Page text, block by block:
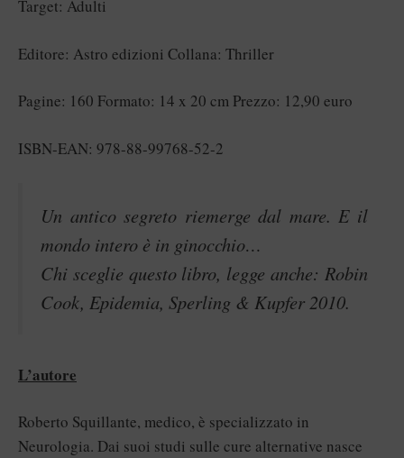
Target: Adulti
Editore: Astro edizioni Collana: Thriller
Pagine: 160 Formato: 14 x 20 cm Prezzo: 12,90 euro
ISBN-EAN: 978-88-99768-52-2
Un antico segreto riemerge dal mare. E il
mondo intero è in ginocchio…
Chi sceglie questo libro, legge anche: Robin
Cook, Epidemia, Sperling & Kupfer 2010.
L’autore
Roberto Squillante, medico, è specializzato in
Neurologia. Dai suoi studi sulle cure alternative nasce